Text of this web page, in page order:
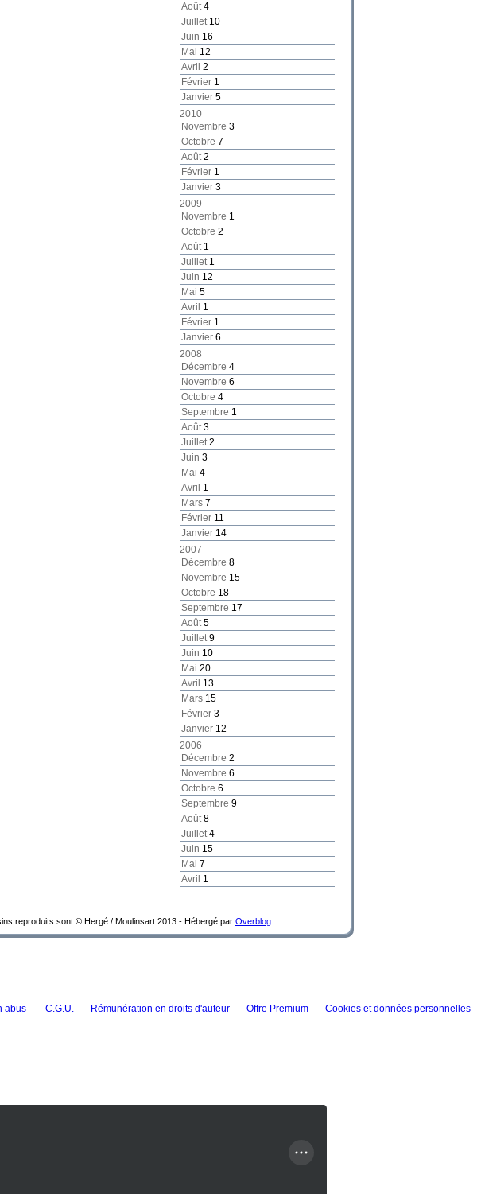
Août 4
Juillet 10
Juin 16
Mai 12
Avril 2
Février 1
Janvier 5
2010
Novembre 3
Octobre 7
Août 2
Février 1
Janvier 3
2009
Novembre 1
Octobre 2
Août 1
Juillet 1
Juin 12
Mai 5
Avril 1
Février 1
Janvier 6
2008
Décembre 4
Novembre 6
Octobre 4
Septembre 1
Août 3
Juillet 2
Juin 3
Mai 4
Avril 1
Mars 7
Février 11
Janvier 14
2007
Décembre 8
Novembre 15
Octobre 18
Septembre 17
Août 5
Juillet 9
Juin 10
Mai 20
Avril 13
Mars 15
Février 3
Janvier 12
2006
Décembre 2
Novembre 6
Octobre 6
Septembre 9
Août 8
Juillet 4
Juin 15
Mai 7
Avril 1
reproduits sont © Hergé / Moulinsart 2013 - Hébergé par Overblog
abus C.G.U. Rémunération en droits d'auteur Offre Premium
Cookies et données personnelles